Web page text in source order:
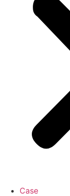
Case